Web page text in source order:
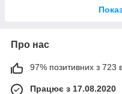
Про нас
97% позитивних з 723
Працює з 17.08.2020